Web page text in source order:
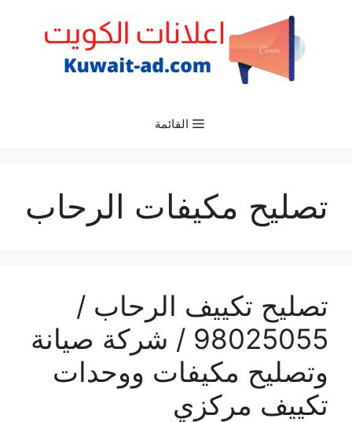
القائمة
تصليح مكيفات الرحاب
تصليح تكييف الرحاب /
98025055 / شركة صيانة
وتصليح مكيفات ووحدات
تكييف مركزي